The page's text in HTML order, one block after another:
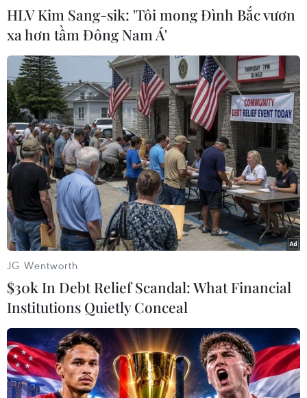
#tăng lãi suất #sáp nhập
#ngân hàng
#Sillicon Valley
#Signature Bank Mỹ
Theo dõi VietnamPlus
TIN LIÊN QUAN
HLV Kim Sang-sik: 'Tôi mong Đình Bắc vươn
xa hơn tầm Đông Nam Á'
JG Wentworth
$30k In Debt Relief Scandal: What Financial
Institutions Quietly Conceal